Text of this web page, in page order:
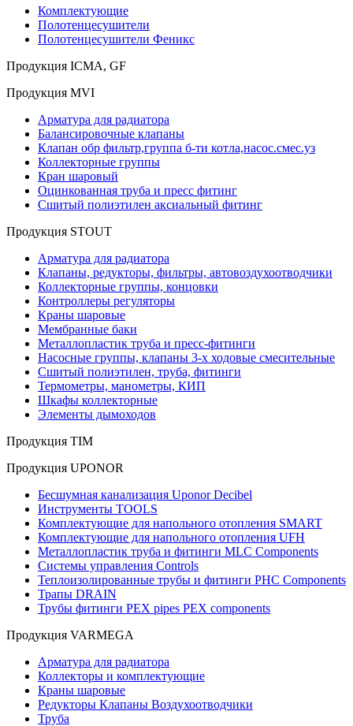
Комплектующие
Полотенцесушители
Полотенцесушители Феникс
Продукция ICMA, GF
Продукция MVI
Арматура для радиатора
Балансировочные клапаны
Клапан обр фильтр,группа б-ти котла,насос.смес.уз
Коллекторные группы
Кран шаровый
Оцинкованная труба и пресс фитинг
Сшитый полиэтилен аксиальный фитинг
Продукция STOUT
Арматура для радиатора
Клапаны, редукторы, фильтры, автовоздухоотводчики
Коллекторные группы, концовки
Контроллеры регуляторы
Краны шаровые
Мембранные баки
Металлопластик труба и пресс-фитинги
Насосные группы, клапаны 3-х ходовые смесительные
Сшитый полиэтилен, труба, фитинги
Термометры, манометры, КИП
Шкафы коллекторные
Элементы дымоходов
Продукция TIM
Продукция UPONOR
Бесшумная канализация Uponor Decibel
Инструменты TOOLS
Комплектующие для напольного отопления SMART
Комплектующие для напольного отопления UFH
Металлопластик труба и фитинги MLC Components
Системы управления Controls
Теплоизолированные трубы и фитинги PHC Components
Трапы DRAIN
Трубы фитинги PEX pipes PEX components
Продукция VARMEGA
Арматура для радиатора
Коллекторы и комплектующие
Краны шаровые
Редукторы Клапаны Воздухоотводчики
Труба